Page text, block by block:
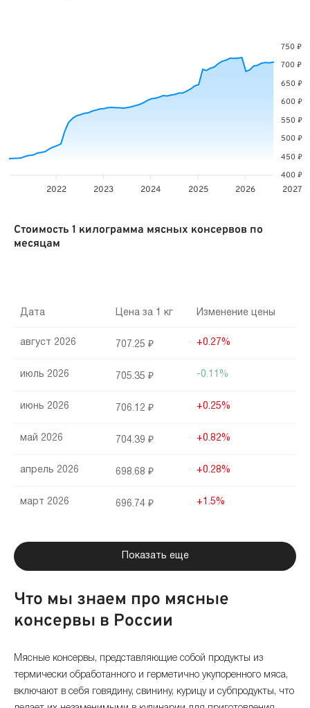
750 ₽
700 ₽
650 ₽
600 ₽
550 ₽
500 ₽
450 ₽
400 ₽
2022 2023 2024 2025 2026 2027
Стоимость 1 килограмма мясных консервов по
месяцам
Дата Цена за 1 кг Изменение цены
август 2026 707.25 ₽ +0.27%
июль 2026 705.35 ₽ -0.11%
июнь 2026 706.12 ₽ +0.25%
май 2026 704.39 ₽ +0.82%
апрель 2026 698.68 ₽ +0.28%
март 2026 696.74 ₽ +1.5%
январь 2026
декабрь 2025 719.85 ₽ +0.26%
ноябрь 2025
октябрь 2025 717.53 ₽ -0.06%
сентябрь 2025 717.94 ₽ +0.73%
Показать еще
Что мы знаем про мясные
консервы в России
Мясные консервы, представляющие собой продукты из
термически обработанного и герметично укупоренного мяса,
включают в себя говядину, свинину, курицу и субпродукты, что